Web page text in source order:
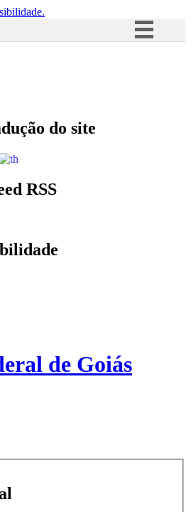
Acesso à informação
do site
RSS
de Goiás